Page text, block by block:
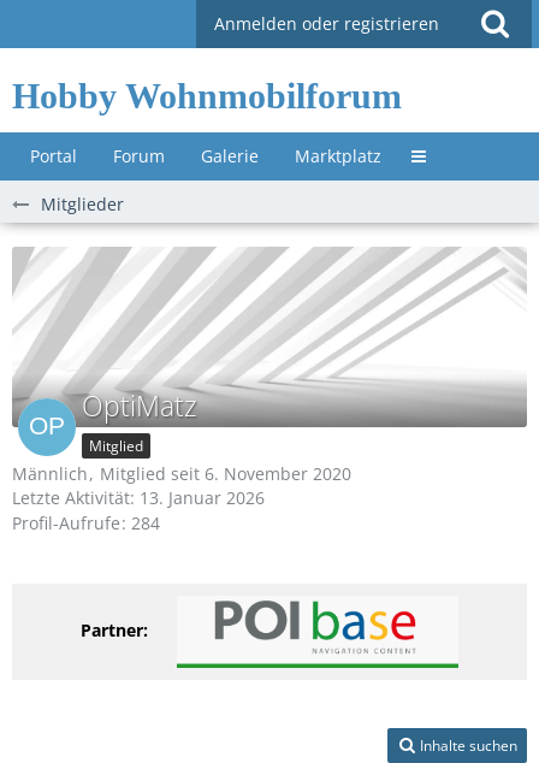
Anmelden oder registrieren
Hobby Wohnmobilforum
Portal Forum Galerie Marktplatz Untermenü »
Mitglieder
OptiMatz
Mitglied
Männlich
Mitglied seit 6. November 2020
Letzte Aktivität: 13. Januar 2026
Profil-Aufrufe 284
Partner:
Inhalte suchen